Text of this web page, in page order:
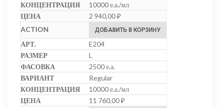
10000 е.а./мл
2 940,00₽
ДОБАВИТЬ В КОРЗИНУ
E204
L
2500 е.а.
Regular
10000 е.а./мл
11 760,00₽